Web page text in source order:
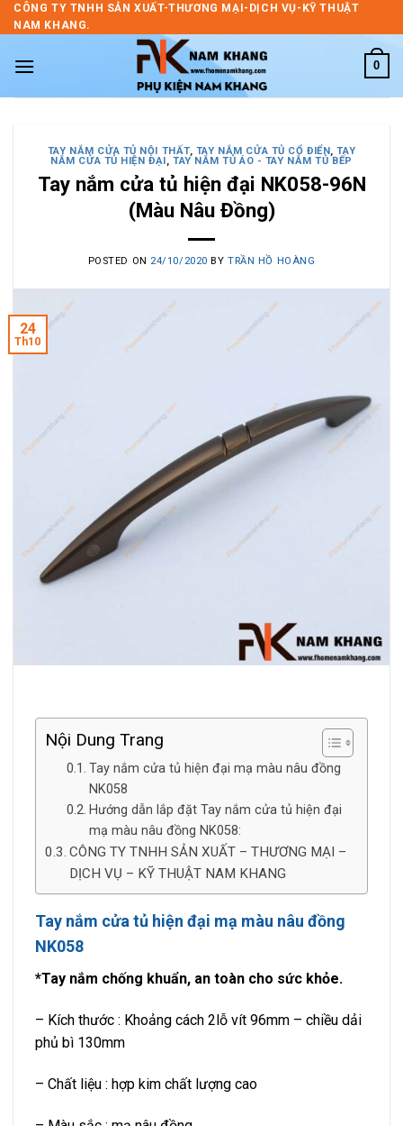
Skip
to
CÔNG TY TNHH SẢN XUẤT-THƯƠNG MẠI-DỊCH VỤ-KỸ THUẬT
NAM KHANG.
0
TAY NẮM CỬA TỦ NỘI THẤT, TAY NẮM CỬA TỦ CỔ ĐIỂN,TAY
NẮM CỬA TỦ HIỆN ĐẠI, TAY NẮM TỦ ÁO - TAY NẮM TỦ BẾP
Tay nắm cửa tủ hiện đại NK058-96N
(Màu Nâu Đồng)
POSTED ON 24/10/2020 BYTRẦN HỒ HOÀNG
24
Th10
Nội Dung Trang
Tay nắm cửa tủ hiện đại mạ màu nâu đồng
NK058
Hướng dẫn lắp đặt Tay nắm cửa tủ hiện đại
mạ màu nâu đồng NK058:
CÔNG TY TNHH SẢN XUẤT – THƯƠNG MẠI –
DỊCH VỤ – KỸ THUẬT NAM KHANG
Tay nắm cửa tủ hiện đại mạ màu nâu đồng
NK058
*Tay nắm chống khuẩn, an toàn cho sức khỏe.
– Kích thước : Khoảng cách 2lỗ vít 96mm – chiều dải
phủ bì 130mm
– Chất liệu : hợp kim chất lượng cao